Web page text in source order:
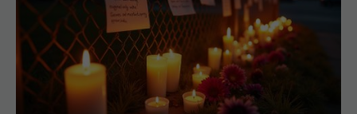
Câți oameni au murit, de fapt, de COVID?
Adevărul nespus despre numărul real al deceselor
COVID-19